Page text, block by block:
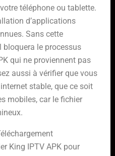
téléphone ou tablette.
d’applications
Sans cette
le processus
qui ne proviennent pas
aussi à vérifier que vous
stable, que ce soit
mobiles, car le fichier
King IPTV APK pour